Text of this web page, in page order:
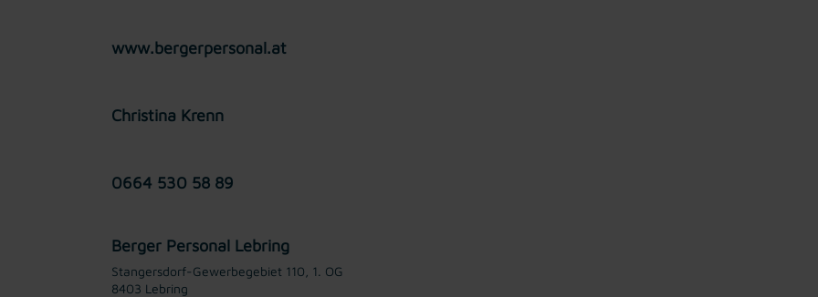
www.bergerpersonal.at
Christina Krenn
0664 530 58 89
Berger Personal Lebring
Stangersdorf-Gewerbegebiet 110, 1. OG
8403 Lebring